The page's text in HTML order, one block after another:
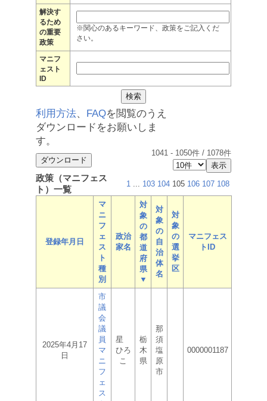
解決す
るため
の重要
政策
※関心のあるキーワード、政策をご記入くだ
さい。
マニフ
ェスト
ID
利用方法、 FAQを閲覧のうえ
ダウンロードをお願いしま
す。
1041 - 1050件 / 1078件
政策（マニフェス
ト）一覧
1 ... 103 104 105 106 107 108
登録年月日
マ
ニ
フ
ェ
ス
ト
種
別
政治
家名
対
象
の
都
道
府
県
▼
対
象
の
自
治
体
名
対
象
の
選
挙
区
マニフェス
トID
2025年4月17
日
市
議
会
議
員
マ
ニ
フ
ェ
ス
星
ひろ
こ
栃
木
県
那
須
塩
原
市
0000001187